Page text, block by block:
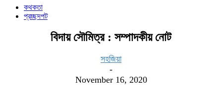
কথকতা
প্রচ্ছদপট
বিদায় সৌমিত্র : সম্পাদকীয় নোট
সহজিয়া
-
November 16, 2020